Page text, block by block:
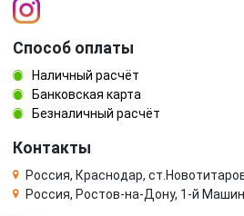
Способ оплаты
Наличный расчёт
Банковская карта
Безналичный расчёт
Контакты
Россия, Краснодар,
Россия, Ростов-на-Дону, 1-й